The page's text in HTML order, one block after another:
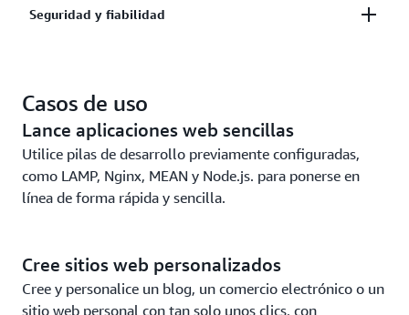
Escale con facilidad a medida que crece o migre los
Seguridad y fiabilidad
plataforma en la nube líder en el mundo.
Casos de uso
Lance aplicaciones web sencillas
Utilice pilas de desarrollo previamente configuradas,
como LAMP, Nginx, MEAN y Node.js. para ponerse en
línea de forma rápida y sencilla.
Cree sitios web personalizados
Cree y personalice un blog, un comercio electrónico o un
sitio web personal con tan solo unos clics, con